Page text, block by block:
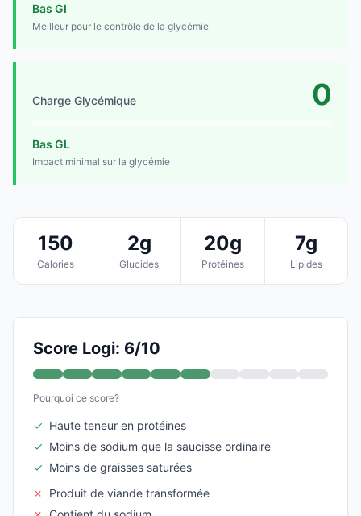
Bas GI
Meilleur pour le contrôle de la glycémie
Charge Glycémique 0
Bas GL
Impact minimal sur la glycémie
150
Calories
2g
Glucides
20g
Protéines
7g
Lipides
Score Logi: 6/10
Pourquoi ce score?
✓ Haute teneur en protéines
✓ Moins de sodium que la saucisse ordinaire
✓ Moins de graisses saturées
✗
Produit de viande transformée